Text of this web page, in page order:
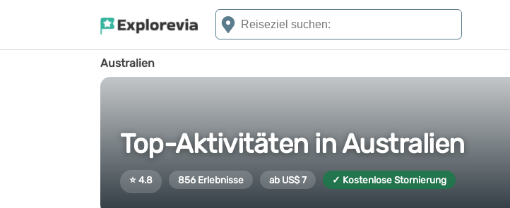
Australien
Top-Aktivitäten in Australien
⭐ 4.8 856 Erlebnisse ab US$ 7 ✓ Kostenlose Stornierung